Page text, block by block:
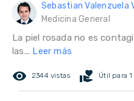
Sebastian Valenzuela
Medicina General
La piel rosada no es
las... Leer más
remove_red_eye 2344 vistas volunteer_activism Útil para